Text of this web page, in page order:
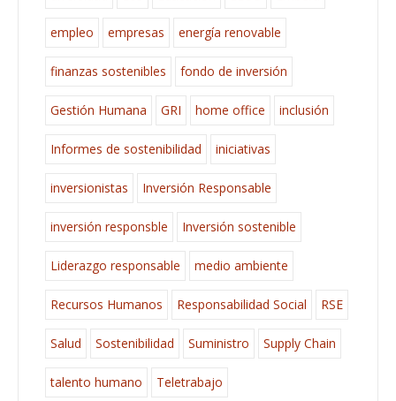
empleo empresas energía renovable
finanzas sostenibles fondo de inversión
Gestión Humana GRI home office inclusión
Informes de sostenibilidad iniciativas
inversionistas Inversión Responsable
inversión responsble Inversión sostenible
Liderazgo responsable medio ambiente
Recursos Humanos Responsabilidad Social RSE
Salud Sostenibilidad Suministro Supply Chain
talento humano Teletrabajo